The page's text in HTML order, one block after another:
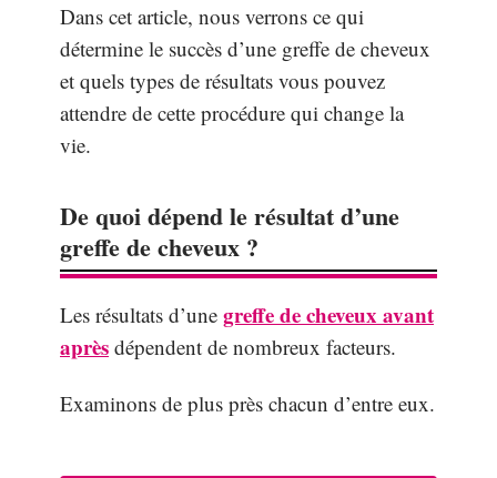
Dans cet article, nous verrons ce qui
détermine le succès d’une greffe de cheveux
et quels types de résultats vous pouvez
attendre de cette procédure qui change la
vie.
De quoi dépend le résultat d’une
greffe de cheveux ?
Les résultats d’une greffe de cheveux avant
après dépendent de nombreux facteurs.
Examinons de plus près chacun d’entre eux.